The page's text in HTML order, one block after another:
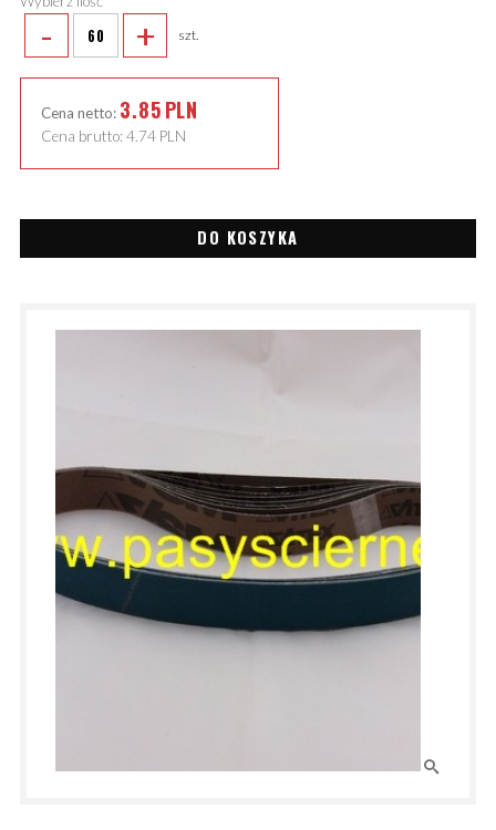
- + szt.
Cena netto: 3.85PLN
Cena brutto: 4.74 PLN
DO KOSZYKA